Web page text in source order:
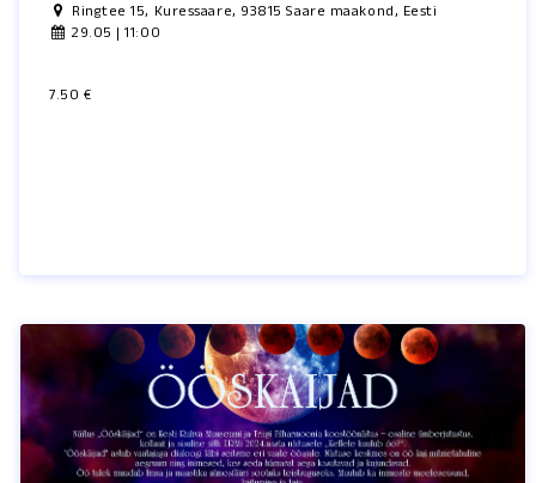
Ringtee 15, Kuressaare, 93815 Saare maakond, Eesti
29.05 | 11:00
7.50 €